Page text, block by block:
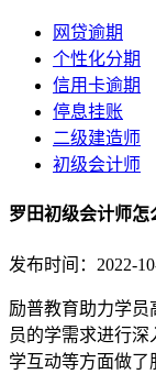
网贷逾期
个性化分期
信用卡逾期
停息挂账
二级建造师
初级会计师
罗田初级会计师怎
发布时间：2022-
励普教育助力学
员的学需求进行
学互动等方面做了